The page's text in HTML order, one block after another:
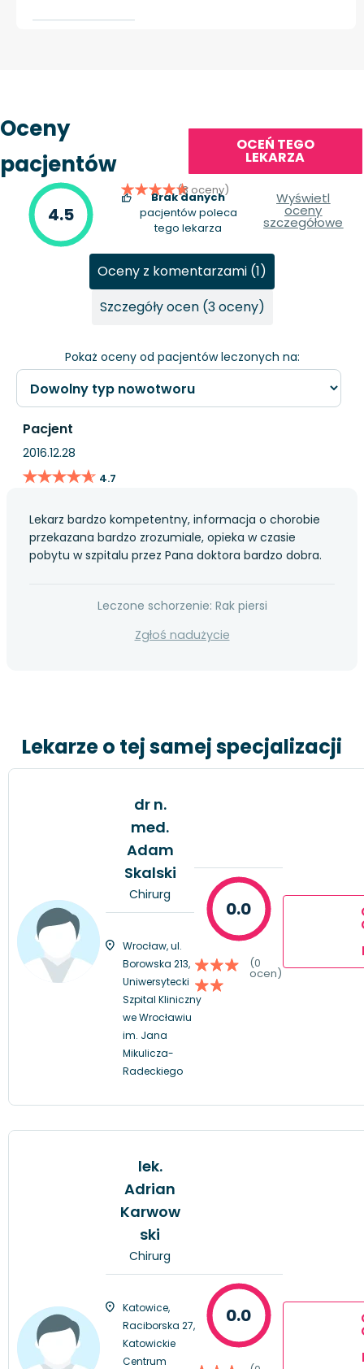
Oceny
pacjentów
OCEŃ TEGO
LEKARZA
4.5
(3 oceny)
Brak danych
pacjentów poleca
tego lekarza
Wyświetl
oceny
szczegółowe
Pokaż oceny od pacjentów leczonych na:
Oceny z komentarzami (1)
Szczegóły ocen (3 oceny)
Pacjent
2016.12.28
★★★★★
★★★★★ 4.7
Lekarz bardzo kompetentny, informacja o chorobie
przekazana bardzo zrozumiale, opieka w czasie
pobytu w szpitalu przez Pana doktora bardzo dobra.
Leczone schorzenie: Rak piersi
Zgłoś nadużycie
Lekarze o tej samej specjalizacji
dr n.
med.
Adam
Skalski
Chirurg
Wrocław, ul.
Borowska 213,
Uniwersytecki
Szpital Kliniczny
we Wrocławiu
im. Jana
Mikulicza-
Radeckiego
0.0
(0
ocen)
lek.
Adrian
Karwow
ski
Chirurg
Katowice,
Raciborska 27,
Katowickie
Centrum
0.0